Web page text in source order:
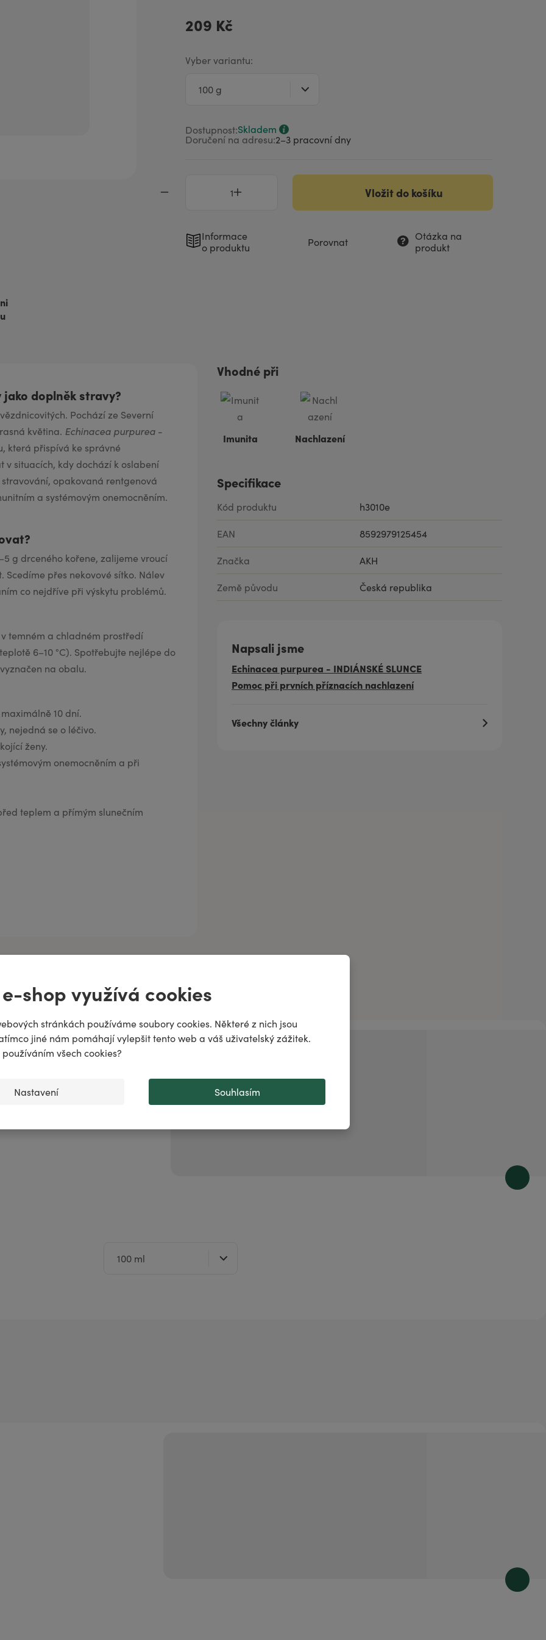
shop využívá cookies
stránkách používáme soubory cookies. Některé z nich jsou
jiné nám pomáhají vylepšit tento web a váš uživatelský zážitek.
používáním všech cookies?
Nastavení Souhlasím
209 Kč
Vyber variantu:
Dostupnost:Skladem
Doručení na adresu:2–⁠3 pracovní dny
Vložit do košíku
Informace
o produktu
Porovnat
Otázka na
produkt
jako doplněk stravy?
Pochází ze Severní
květina. Echinacea purpurea -
která přispívá ke správné
v situacích, kdy dochází k oslabení
opakovaná rentgenová
a systémovým onemocněním.
g drceného kořene, zalijeme vroucí
přes nekovové sítko. Nálev
co nejdříve při výskytu problémů.
temném a chladném prostředí
6–10 °C). Spotřebujte nejlépe do
na obalu.
10 dní.
nejedná se o léčivo.
ženy.
onemocněním a při
teplem a přímým slunečním
Vhodné při
Imunita Nachlazení
Specifikace
Kód produktu h3010e
EAN 8592979125454
Značka AKH
Země původu Česká republika
Napsali jsme
Echinacea purpurea - INDIÁNSKÉ SLUNCE
Pomoc při prvních příznacích nachlazení
Všechny články
♌️✨